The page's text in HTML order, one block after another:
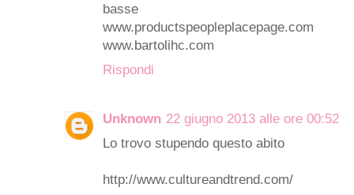
basse
www.productspeopleplacepage.com
www.bartolihc.com
Rispondi
Unknown 22 giugno 2013 alle ore 00:52
Lo trovo stupendo questo abito
http://www.cultureandtrend.com/